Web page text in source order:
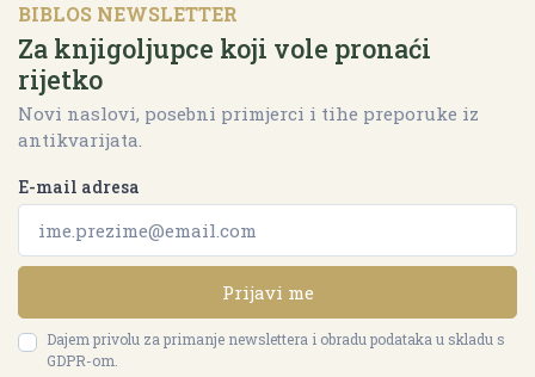
BIBLOS NEWSLETTER
Za knjigoljupce koji vole pronaći
rijetko
Novi naslovi, posebni primjerci i tihe preporuke iz
antikvarijata.
E-mail adresa
Prijavi me
Dajem privolu za primanje newslettera i obradu podataka u skladu s
GDPR-om.